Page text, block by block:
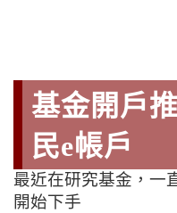
基金開戶
民e帳戶
最近在研究基金，一
開始下手